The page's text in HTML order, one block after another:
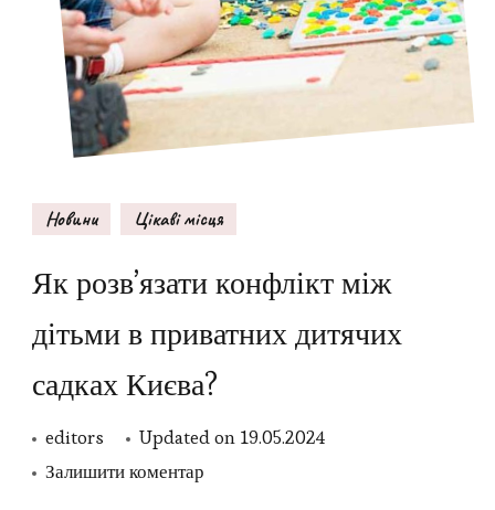
Новини Цікаві місця
Як розв’язати конфлікт між
дітьми в приватних дитячих
садках Києва?
editors Updated on 19.05.2024
Залишити коментар